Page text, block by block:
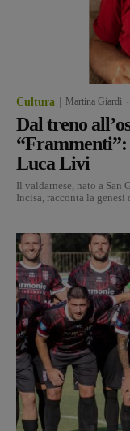
Cultura Martina Giardi
Dal treno
Luca Livi
Il valdarnese, nato a San
Incisa, racconta la genesi